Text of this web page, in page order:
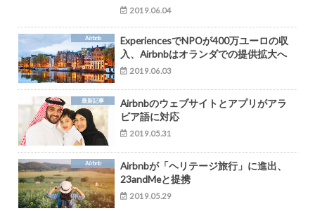
2019.06.04
Airbnb
ExperiencesでNPOが400万ユーロの収
入、Airbnbはオランダでの提供拡大へ
2019.06.03
最新記事
Airbnbのウェブサイトとアプリがアラ
ビア語に対応
2019.05.31
Airbnb
Airbnbが「ヘリテージ旅行」に進出、
23andMeと提携
2019.05.29